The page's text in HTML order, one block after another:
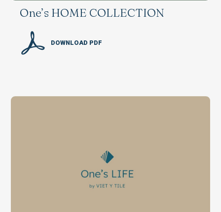
One’s HOME COLLECTION
DOWNLOAD PDF